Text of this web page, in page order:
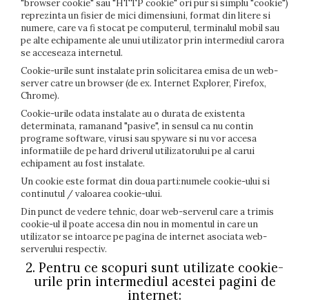
"browser cookie" sau "HTTP cookie" ori pur si simplu "cookie")
reprezinta un fisier de mici dimensiuni, format din litere si
numere, care va fi stocat pe computerul, terminalul mobil sau
pe alte echipamente ale unui utilizator prin intermediul carora
se acceseaza internetul.
Cookie-urile sunt instalate prin solicitarea emisa de un web-
server catre un browser (de ex. Internet Explorer, Firefox,
Chrome).
Cookie-urile odata instalate au o durata de existenta
determinata, ramanand "pasive", in sensul ca nu contin
programe software, virusi sau spyware si nu vor accesa
informatiile de pe hard driverul utilizatorului pe al carui
echipament au fost instalate.
Un cookie este format din doua parti:numele cookie-ului si
continutul / valoarea cookie-ului.
Din punct de vedere tehnic, doar web-serverul care a trimis
cookie-ul il poate accesa din nou in momentul in care un
utilizator se intoarce pe pagina de internet asociata web-
serverului respectiv.
2. Pentru ce scopuri sunt utilizate cookie-
urile prin intermediul acestei pagini de
internet: